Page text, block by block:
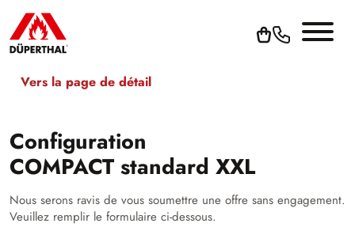
Vers la page de détail
Configuration
COMPACT standard XXL
Nous serons ravis de vous soumettre une offre sans engagement.
Veuillez remplir le formulaire ci-dessous.